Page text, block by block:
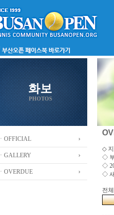
화보
PHOTOS
ㆍOFFICIAL
ㆍGALLERY
ㆍOVERDUE
◇ 지
◇
◇
◇
전